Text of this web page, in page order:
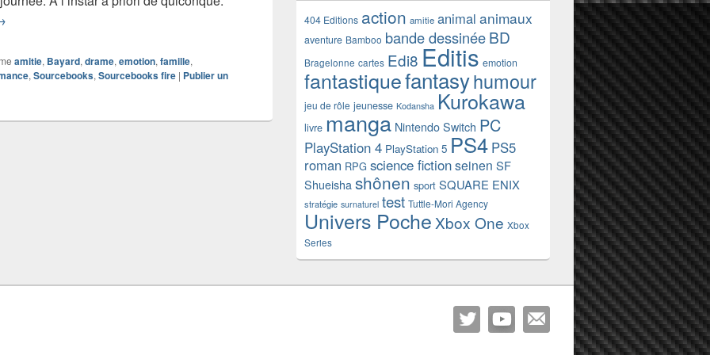
roman Sortir de la nuit
amitie, Bayard, drame, emotion, famille,
, Sourcebooks, Sourcebooks fire | Publier un
404 Editions action amitie animal animaux
aventure Bamboo bande dessinéeBD
Bragelonne cartes Edi8 Editis emotion
fantastiquefantasyhumour
jeu de rôle jeunesse Kodansha Kurokawa
livre manga Nintendo Switch PC
PlayStation 4 PlayStation 5 PS4 PS5
roman RPG science fictionseinen SF
Shueisha shônen sport SQUARE ENIX
stratégie surnaturel test Tuttle-Mori Agency
Univers Poche Xbox One Xbox
Series